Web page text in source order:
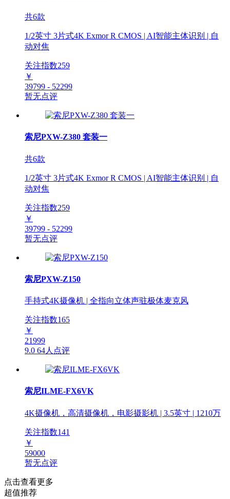
共6款
1/2英寸 3片式4K Exmor R CMOS | AI智能主体识别 | 自
动对焦
关注指数259
￥
39799 - 52299
暂无点评
索尼PXW-Z380 套装一
共6款
1/2英寸 3片式4K Exmor R CMOS | AI智能主体识别 | 自
动对焦
关注指数259
￥
39799 - 52299
暂无点评
索尼PXW-Z150
手持式4K摄像机 | 全指向立体声驻极体麦克风
关注指数165
￥
21999
9.0 64人点评
索尼ILME-FX6VK
4K摄像机，高清摄像机，电影摄影机 | 3.5英寸 | 1210万
关注指数141
￥
59000
暂无点评
点击查看更多
超值推荐